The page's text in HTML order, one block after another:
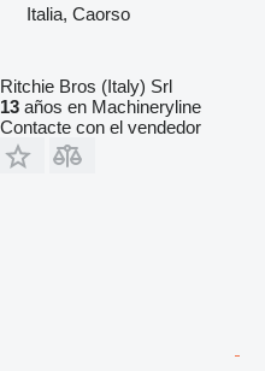
Italia, Caorso
Ritchie Bros (Italy) Srl
13 años en Machineryline
Contacte con el vendedor